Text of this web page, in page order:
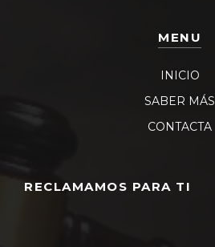
MENU
INICIO
SABER MÁS
CONTACTA
RECLAMAMOS PARA TI